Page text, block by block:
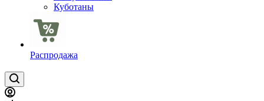
Куботаны
Распродажа